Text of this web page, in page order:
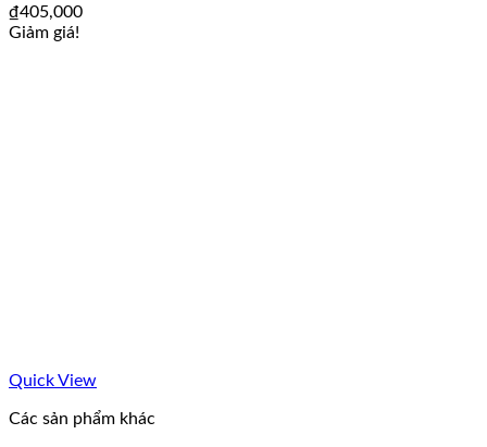
₫405,000
Giảm giá!
Quick View
Các sản phẩm khác